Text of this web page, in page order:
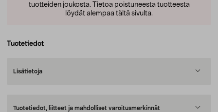
tuotteiden joukosta. Tietoa poistuneesta tuotteesta
löydät alempaa tältä sivulta.
Tuotetiedot
Lisätietoja
Tuotetiedot, liitteet ja mahdolliset varoitusmerkinnät